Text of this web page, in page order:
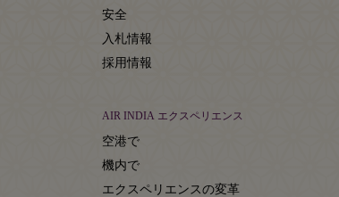
安全
入札情報
採用情報
AIR INDIA エクスペリエンス
空港で
機内で
エクスペリエンスの変革